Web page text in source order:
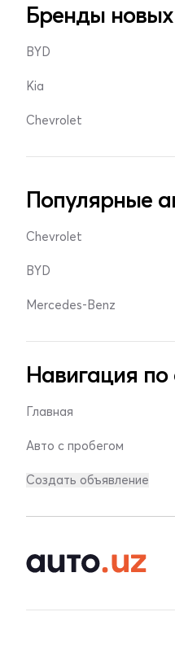
Бренды
BYD
Kia
Chevrolet
Популярные
Chevrolet
BYD
Mercedes-Benz
Навигация по
Главная
Авто с пробегом
Создать объявление